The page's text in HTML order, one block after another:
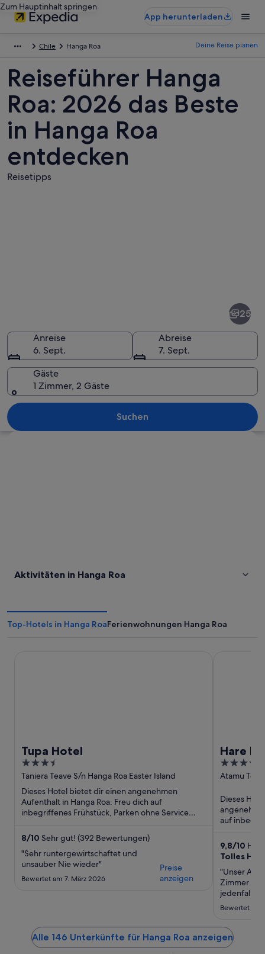
Zum Hauptinhalt springen
App herunterladen
Chile Hanga Roa Deine Reise planen
Reiseführer Hanga
Roa: 2026 das Beste
in Hanga Roa
entdecken
Reisetipps
Ein Strand mit klarem türkisblauem
25
Anreise
6. Sept.
Abreise
7. Sept.
Gäste
1 Zimmer, 2 Gäste
Suchen
Aktivitäten in Hanga Roa
Top-Hotels in Hanga RoaFerienwohnungen Hanga Roa
Tupa Hotel
3.5
out
of
5
Taniera Teave S/n Hanga Roa Easter Island
Dieses Hotel bietet dir einen angenehmen
Aufenthalt in Hanga Roa. Freu dich auf
inbegriffenes Frühstück, Parken ohne Service
8/10 Sehr gut! (392 Bewertungen)
"Sehr runtergewirtschaftet und
unsauber Nie wieder"
Bewertet am 7. März 2026
Preise
anzeigen
Hare
4
out
5
Atamu
Dieses
auf
9,8/10
Tolles
"Unser
Zimmer
jedenfall
zentral.
hilfsbereit.
das jeden
Bewertet am
Alle 146 Unterkünfte für Hanga Roa anzeigen